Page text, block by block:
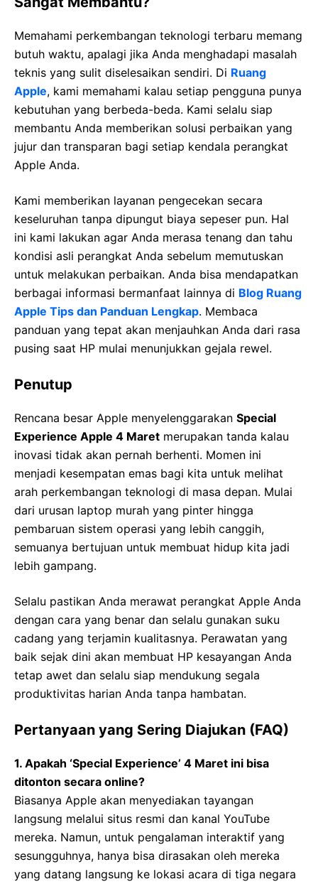
Memahami perkembangan teknologi terbaru memang
butuh waktu, apalagi jika Anda menghadapi masalah
teknis yang sulit diselesaikan sendiri. Di Ruang
Apple, kami memahami kalau setiap pengguna punya
kebutuhan yang berbeda-beda. Kami selalu siap
membantu Anda memberikan solusi perbaikan yang
jujur dan transparan bagi setiap kendala perangkat
Apple Anda.
Kami memberikan layanan pengecekan secara
keseluruhan tanpa dipungut biaya sepeser pun. Hal
ini kami lakukan agar Anda merasa tenang dan tahu
kondisi asli perangkat Anda sebelum memutuskan
untuk melakukan perbaikan. Anda bisa mendapatkan
berbagai informasi bermanfaat lainnya di Blog Ruang
Apple Tips dan Panduan Lengkap. Membaca
panduan yang tepat akan menjauhkan Anda dari rasa
pusing saat HP mulai menunjukkan gejala rewel.
Penutup
Rencana besar Apple menyelenggarakan Special
Experience Apple 4 Maret merupakan tanda kalau
inovasi tidak akan pernah berhenti. Momen ini
menjadi kesempatan emas bagi kita untuk melihat
arah perkembangan teknologi di masa depan. Mulai
dari urusan laptop murah yang pinter hingga
pembaruan sistem operasi yang lebih canggih,
semuanya bertujuan untuk membuat hidup kita jadi
lebih gampang.
Selalu pastikan Anda merawat perangkat Apple Anda
dengan cara yang benar dan selalu gunakan suku
cadang yang terjamin kualitasnya. Perawatan yang
baik sejak dini akan membuat HP kesayangan Anda
tetap awet dan selalu siap mendukung segala
produktivitas harian Anda tanpa hambatan.
Pertanyaan yang Sering Diajukan (FAQ)
1. Apakah ‘Special Experience’ 4 Maret ini bisa
ditonton secara online?
Biasanya Apple akan menyediakan tayangan
langsung melalui situs resmi dan kanal YouTube
mereka. Namun, untuk pengalaman interaktif yang
sesungguhnya, hanya bisa dirasakan oleh mereka
yang datang langsung ke lokasi acara di tiga negara